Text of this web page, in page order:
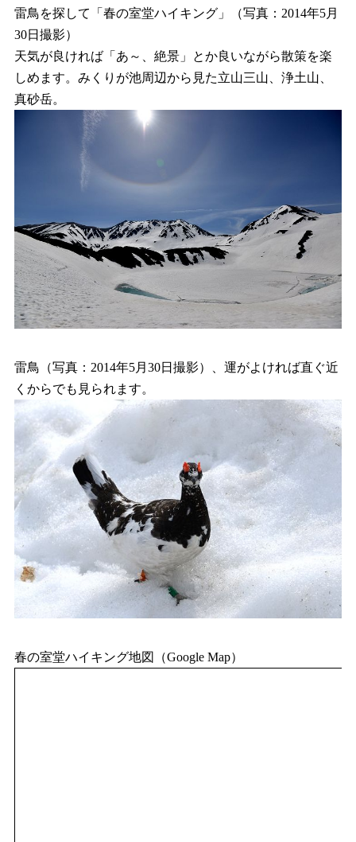
雷鳥を探して「春の室堂ハイキング」（写真：2014年5月
30日撮影）
天気が良ければ「あ～、絶景」とか良いながら散策を楽
しめます。みくりが池周辺から見た立山三山、浄土山、
真砂岳。
雷鳥（写真：2014年5月30日撮影）、運がよければ直ぐ近
くからでも見られます。
春の室堂ハイキング地図（Google Map）